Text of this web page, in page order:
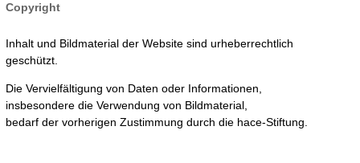
Copyright
Inhalt und Bildmaterial der Website sind urheberrechtlich
geschützt.
Die Vervielfältigung von Daten oder Informationen,
insbesondere die Verwendung von Bildmaterial,
bedarf der vorherigen Zustimmung durch die hace-Stiftung.